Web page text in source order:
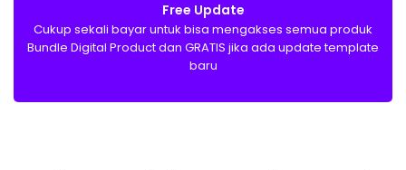
Free Update
Cukup sekali bayar untuk bisa mengakses semua produk
Bundle Digital Product dan GRATIS jika ada update template
baru